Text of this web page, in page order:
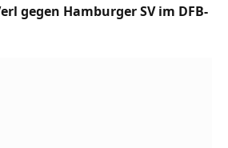
gegen Hamburger SV im DFB-